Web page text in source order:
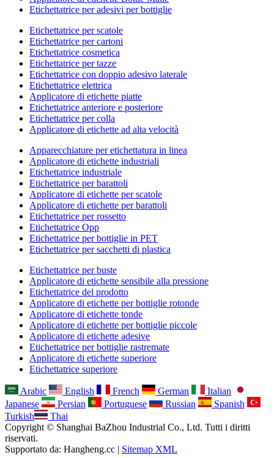
Etichettatrice per adesivi per bottiglie
Etichettatrice per scatole
Etichettatrice per cartoni
Etichettatrice cosmetica
Etichettatrice per tazze
Etichettatrice con doppio adesivo laterale
Etichettatrice elettrica
Applicatore di etichette piatte
Etichettatrice anteriore e posteriore
Etichettatrice per colla
Applicatore di etichette ad alta velocità
Apparecchiature per etichettatura in linea
Applicatore di etichette industriali
Etichettatrice industriale
Etichettatrice per barattoli
Applicatore di etichette per scatole
Applicatore di etichette per barattoli
Etichettatrice per rossetto
Etichettatrice Opp
Etichettatrice per bottiglie in PET
Etichettatrice per sacchetti di plastica
Etichettatrice per buste
Applicatore di etichette sensibile alla pressione
Etichettatrice del prodotto
Applicatore di etichette per bottiglie rotonde
Applicatore di etichette tonde
Applicatore di etichette per bottiglie piccole
Applicatore di etichette adesive
Etichettatrice per bottiglie rastremate
Applicatore di etichette superiore
Etichettatrice superiore
Arabic English French German
Italian
Japanese
Persian Portuguese Russian
Spanish
Turkish
Thai
Copyright © Shanghai BaZhou Industrial Co., Ltd. Tutti i diritti
riservati.
Supportato da: Hangheng.cc | Sitemap XML